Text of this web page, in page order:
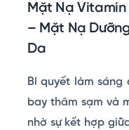
Mặt Nạ Vitamin
– Mặt Nạ
Da
Bí quyết làm sáng
bay thâm sạm và
nhờ sự kết hợp